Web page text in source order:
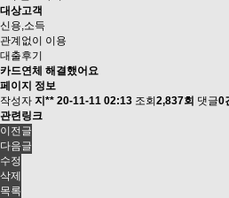
대상고객
신용,소득
관계없이 이용
대출후기
카드연체 해결했어요
페이지 정보
작성자 지** 20-11-11 02:13 조회 2,837회 댓글0
관련링크
이전글
다음글
수정
삭제
목록